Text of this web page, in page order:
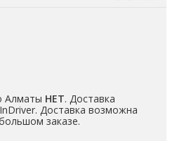
Алматы НЕТ. Доставка
Доставка возможна
заказе.